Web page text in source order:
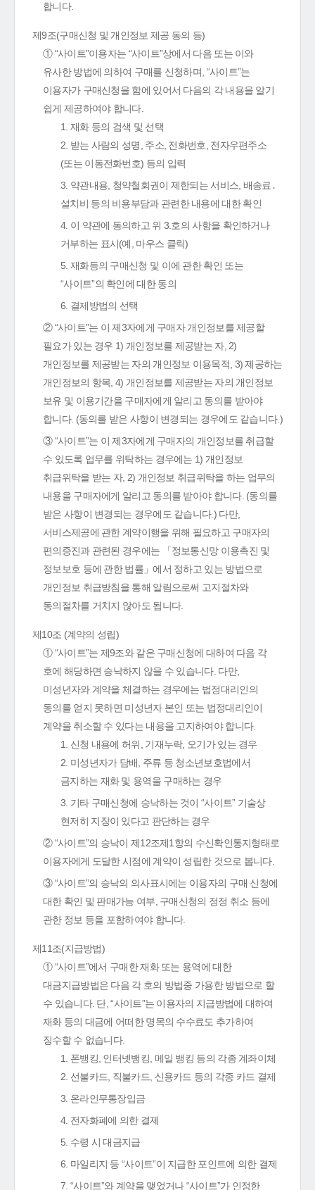
합니다.
제9조(구매신청 및 개인정보 제공 동의 등)
① “사이트”이용자는 “사이트”상에서 다음 또는 이와
유사한 방법에 의하여 구매를 신청하며, “사이트”는
이용자가 구매신청을 함에 있어서 다음의 각 내용을 알기
쉽게 제공하여야 합니다.
1. 재화 등의 검색 및 선택
2. 받는 사람의 성명, 주소, 전화번호, 전자우편주소
(또는 이동전화번호) 등의 입력
3. 약관내용, 청약철회권이 제한되는 서비스, 배송료․
설치비 등의 비용부담과 관련한 내용에 대한 확인
4. 이 약관에 동의하고 위 3.호의 사항을 확인하거나
거부하는 표시(예, 마우스 클릭)
5. 재화등의 구매신청 및 이에 관한 확인 또는
“사이트”의 확인에 대한 동의
6. 결제방법의 선택
② “사이트”는 이 제3자에게 구매자 개인정보를 제공할
필요가 있는 경우 1) 개인정보를 제공받는 자, 2)
개인정보를 제공받는 자의 개인정보 이용목적, 3) 제공하는
개인정보의 항목, 4) 개인정보를 제공받는 자의 개인정보
보유 및 이용기간을 구매자에게 알리고 동의를 받아야
합니다. (동의를 받은 사항이 변경되는 경우에도 같습니다.)
③ “사이트”는 이 제3자에게 구매자의 개인정보를 취급할
수 있도록 업무를 위탁하는 경우에는 1) 개인정보
취급위탁을 받는 자, 2) 개인정보 취급위탁을 하는 업무의
내용을 구매자에게 알리고 동의를 받아야 합니다. (동의를
받은 사항이 변경되는 경우에도 같습니다.) 다만,
서비스제공에 관한 계약이행을 위해 필요하고 구매자의
편의증진과 관련된 경우에는 「정보통신망 이용촉진 및
정보보호 등에 관한 법률」에서 정하고 있는 방법으로
개인정보 취급방침을 통해 알림으로써 고지절차와
동의절차를 거치지 않아도 됩니다.
제10조 (계약의 성립)
① “사이트”는 제9조와 같은 구매신청에 대하여 다음 각
호에 해당하면 승낙하지 않을 수 있습니다. 다만,
미성년자와 계약을 체결하는 경우에는 법정대리인의
동의를 얻지 못하면 미성년자 본인 또는 법정대리인이
계약을 취소할 수 있다는 내용을 고지하여야 합니다.
1. 신청 내용에 허위, 기재누락, 오기가 있는 경우
2. 미성년자가 담배, 주류 등 청소년보호법에서
금지하는 재화 및 용역을 구매하는 경우
3. 기타 구매신청에 승낙하는 것이 “사이트” 기술상
현저히 지장이 있다고 판단하는 경우
② “사이트”의 승낙이 제12조제1항의 수신확인통지형태로
이용자에게 도달한 시점에 계약이 성립한 것으로 봅니다.
③ “사이트”의 승낙의 의사표시에는 이용자의 구매 신청에
대한 확인 및 판매가능 여부, 구매신청의 정정 취소 등에
관한 정보 등을 포함하여야 합니다.
제11조(지급방법)
① “사이트”에서 구매한 재화 또는 용역에 대한
대금지급방법은 다음 각 호의 방법중 가용한 방법으로 할
수 있습니다. 단, “사이트”는 이용자의 지급방법에 대하여
재화 등의 대금에 어떠한 명목의 수수료도 추가하여
징수할 수 없습니다.
1. 폰뱅킹, 인터넷뱅킹, 메일 뱅킹 등의 각종 계좌이체
2. 선불카드, 직불카드, 신용카드 등의 각종 카드 결제
3. 온라인무통장입금
4. 전자화폐에 의한 결제
5. 수령 시 대금지급
6. 마일리지 등 “사이트”이 지급한 포인트에 의한 결제
7. “사이트”와 계약을 맺었거나 “사이트”가 인정한